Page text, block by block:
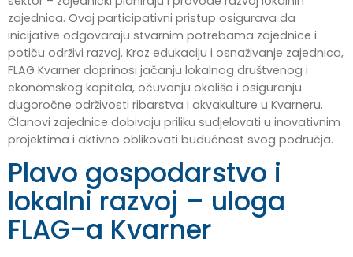
zajednica. Ovaj participativni pristup osigurava da
inicijative odgovaraju stvarnim potrebama zajednice i
potiču održivi razvoj. Kroz edukaciju i osnaživanje zajednica,
FLAG Kvarner doprinosi jačanju lokalnog društvenog i
ekonomskog kapitala, očuvanju okoliša i osiguranju
dugoročne održivosti ribarstva i akvakulture u Kvarneru.
Članovi zajednice dobivaju priliku sudjelovati u inovativnim
projektima i aktivno oblikovati budućnost svog područja.
Plavo gospodarstvo i
lokalni razvoj – uloga
FLAG-a Kvarner